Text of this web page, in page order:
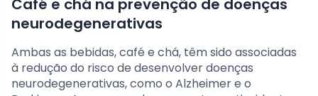
Café e chá na prevenção de doenças
neurodegenerativas
Ambas as bebidas, café e chá, têm sido associadas
à redução do risco de desenvolver doenças
neurodegenerativas, como o Alzheimer e o